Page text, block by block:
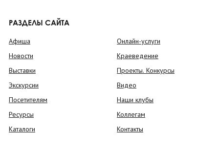
РАЗДЕЛЫ САЙТА
Афиша
Новости
Выставки
Экскурсии
Посетителям
Ресурсы
Каталоги
Онлайн-услуги
Краеведение
Проекты. Конкурсы
Видео
Наши клубы
Коллегам
Контакты